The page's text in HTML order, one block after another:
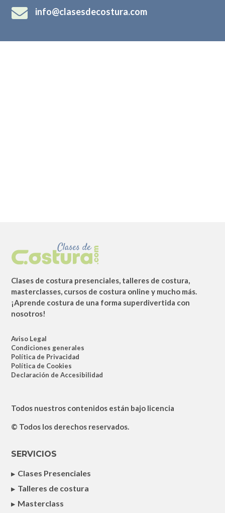
 info@clasesdecostura.com
Clases de costura presenciales, talleres de costura,
masterclasses, cursos de costura online y mucho más.
¡Aprende costura de una forma superdivertida con
nosotros!
Aviso Legal
Condiciones generales
Política de Privacidad
Política de Cookies
Declaración de Accesibilidad
Todos nuestros contenidos están bajo licencia
© Todos los derechos reservados.
SERVICIOS
Clases Presenciales
Talleres de costura
Masterclass